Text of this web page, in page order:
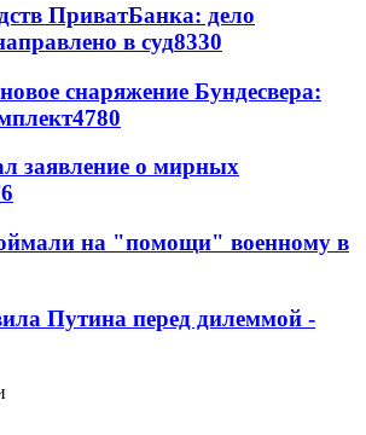
ПриватБанка: дело
в суд8330
снаряжение Бундесвера:
4780
заявление о мирных
на "помощи" военному в
Путина перед дилеммой -